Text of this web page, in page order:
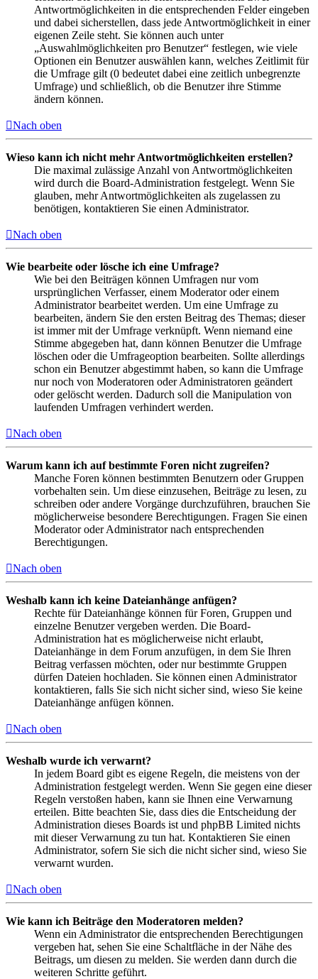
Antwortmöglichkeiten in die entsprechenden Felder eingeben
und dabei sicherstellen, dass jede Antwortmöglichkeit in einer
eigenen Zeile steht. Sie können auch unter
„Auswahlmöglichkeiten pro Benutzer“ festlegen, wie viele
Optionen ein Benutzer auswählen kann, welches Zeitlimit für
die Umfrage gilt (0 bedeutet dabei eine zeitlich unbegrenzte
Umfrage) und schließlich, ob die Benutzer ihre Stimme
ändern können.
Nach oben
Wieso kann ich nicht mehr Antwortmöglichkeiten erstellen?
Die maximal zulässige Anzahl von Antwortmöglichkeiten
wird durch die Board-Administration festgelegt. Wenn Sie
glauben, mehr Antwortmöglichkeiten als zugelassen zu
benötigen, kontaktieren Sie einen Administrator.
Nach oben
Wie bearbeite oder lösche ich eine Umfrage?
Wie bei den Beiträgen können Umfragen nur vom
ursprünglichen Verfasser, einem Moderator oder einem
Administrator bearbeitet werden. Um eine Umfrage zu
bearbeiten, ändern Sie den ersten Beitrag des Themas; dieser
ist immer mit der Umfrage verknüpft. Wenn niemand eine
Stimme abgegeben hat, dann können Benutzer die Umfrage
löschen oder die Umfrageoption bearbeiten. Sollte allerdings
schon ein Benutzer abgestimmt haben, so kann die Umfrage
nur noch von Moderatoren oder Administratoren geändert
oder gelöscht werden. Dadurch soll die Manipulation von
laufenden Umfragen verhindert werden.
Nach oben
Warum kann ich auf bestimmte Foren nicht zugreifen?
Manche Foren können bestimmten Benutzern oder Gruppen
vorbehalten sein. Um diese einzusehen, Beiträge zu lesen, zu
schreiben oder andere Vorgänge durchzuführen, brauchen Sie
möglicherweise besondere Berechtigungen. Fragen Sie einen
Moderator oder Administrator nach entsprechenden
Berechtigungen.
Nach oben
Weshalb kann ich keine Dateianhänge anfügen?
Rechte für Dateianhänge können für Foren, Gruppen und
einzelne Benutzer vergeben werden. Die Board-
Administration hat es möglicherweise nicht erlaubt,
Dateianhänge in dem Forum anzufügen, in dem Sie Ihren
Beitrag verfassen möchten, oder nur bestimmte Gruppen
dürfen Dateien hochladen. Sie können einen Administrator
kontaktieren, falls Sie sich nicht sicher sind, wieso Sie keine
Dateianhänge anfügen können.
Nach oben
Weshalb wurde ich verwarnt?
In jedem Board gibt es eigene Regeln, die meistens von der
Administration festgelegt werden. Wenn Sie gegen eine dieser
Regeln verstoßen haben, kann sie Ihnen eine Verwarnung
erteilen. Bitte beachten Sie, dass dies die Entscheidung der
Administration dieses Boards ist und phpBB Limited nichts
mit dieser Verwarnung zu tun hat. Kontaktieren Sie einen
Administrator, sofern Sie sich die nicht sicher sind, wieso Sie
verwarnt wurden.
Nach oben
Wie kann ich Beiträge den Moderatoren melden?
Wenn ein Administrator die entsprechenden Berechtigungen
vergeben hat, sehen Sie eine Schaltfläche in der Nähe des
Beitrags, um diesen zu melden. Sie werden dann durch die
weiteren Schritte geführt.